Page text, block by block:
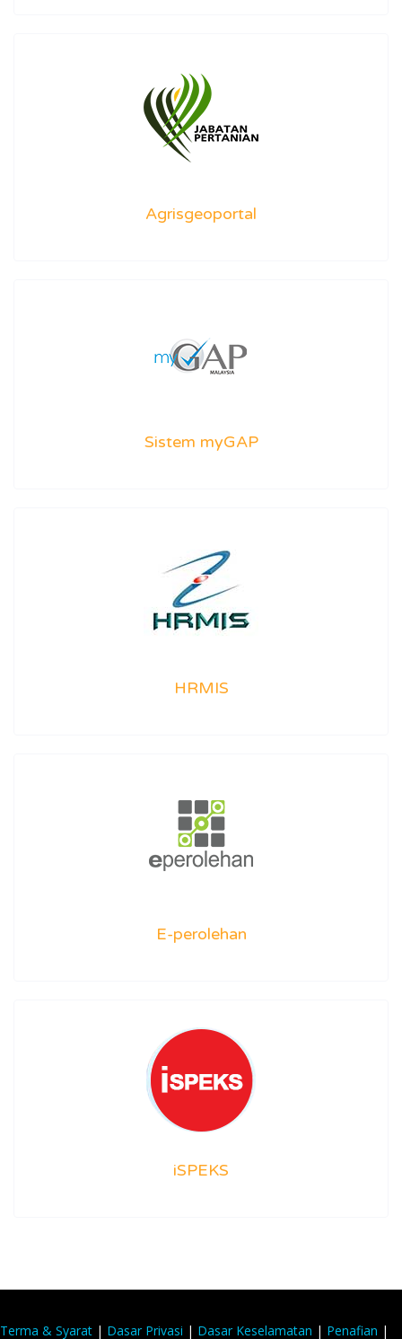
Agrisgeoportal
Sistem myGAP
HRMIS
E-perolehan
iSPEKS
Terma & Syarat | Dasar Privasi | Dasar Keselamatan | Penafian |